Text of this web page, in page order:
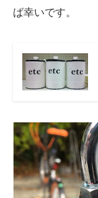
ば幸いです。